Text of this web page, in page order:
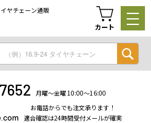
ヤチェーン通販
カート
月曜〜金曜 10:00〜16:00
お電話からでも注文承ります！
適合確認は24時間受付メールが確実